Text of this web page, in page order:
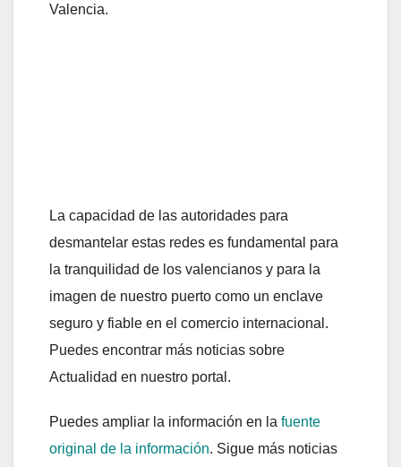
Valencia.
La capacidad de las autoridades para
desmantelar estas redes es fundamental para
la tranquilidad de los valencianos y para la
imagen de nuestro puerto como un enclave
seguro y fiable en el comercio internacional.
Puedes encontrar más noticias sobre
Actualidad en nuestro portal.
Puedes ampliar la información en la fuente
original de la información. Sigue más noticias